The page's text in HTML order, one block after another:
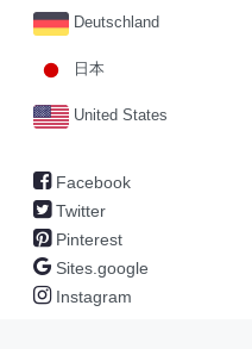
Deutschland
日本
United States
Facebook
Twitter
Pinterest
Sites.google
Instagram